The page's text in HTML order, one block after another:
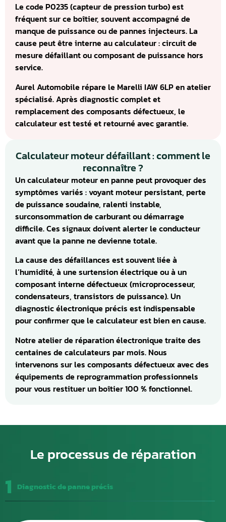
Le code P0235 (capteur de pression turbo) est
fréquent sur ce boîtier, souvent accompagné de
manque de puissance ou de pannes injecteurs. La
cause peut être interne au calculateur : circuit de
mesure défaillant ou composant de puissance hors
service.
Aurel Automobile répare le Marelli IAW 6LP en atelier
spécialisé. Après diagnostic complet et
remplacement des composants défectueux, le
calculateur est testé et retourné avec garantie.
Calculateur moteur défaillant : comment le
reconnaître ?
Un calculateur moteur en panne peut provoquer des
symptômes variés : voyant moteur persistant, perte
de puissance soudaine, ralenti instable,
surconsommation de carburant ou démarrage
difficile. Ces signaux doivent alerter le conducteur
avant que la panne ne devienne totale.
La cause des défaillances est souvent liée à
l’humidité, à une surtension électrique ou à un
composant interne défectueux (microprocesseur,
condensateurs, transistors de puissance). Un
diagnostic électronique précis est indispensable
pour confirmer que le calculateur est bien en cause.
Notre atelier de réparation électronique traite des
centaines de calculateurs par mois. Nous
intervenons sur les composants défectueux avec des
équipements de reprogrammation professionnels
pour vous restituer un boîtier 100 % fonctionnel.
Le processus de réparation
1 Diagnostic de panne précis